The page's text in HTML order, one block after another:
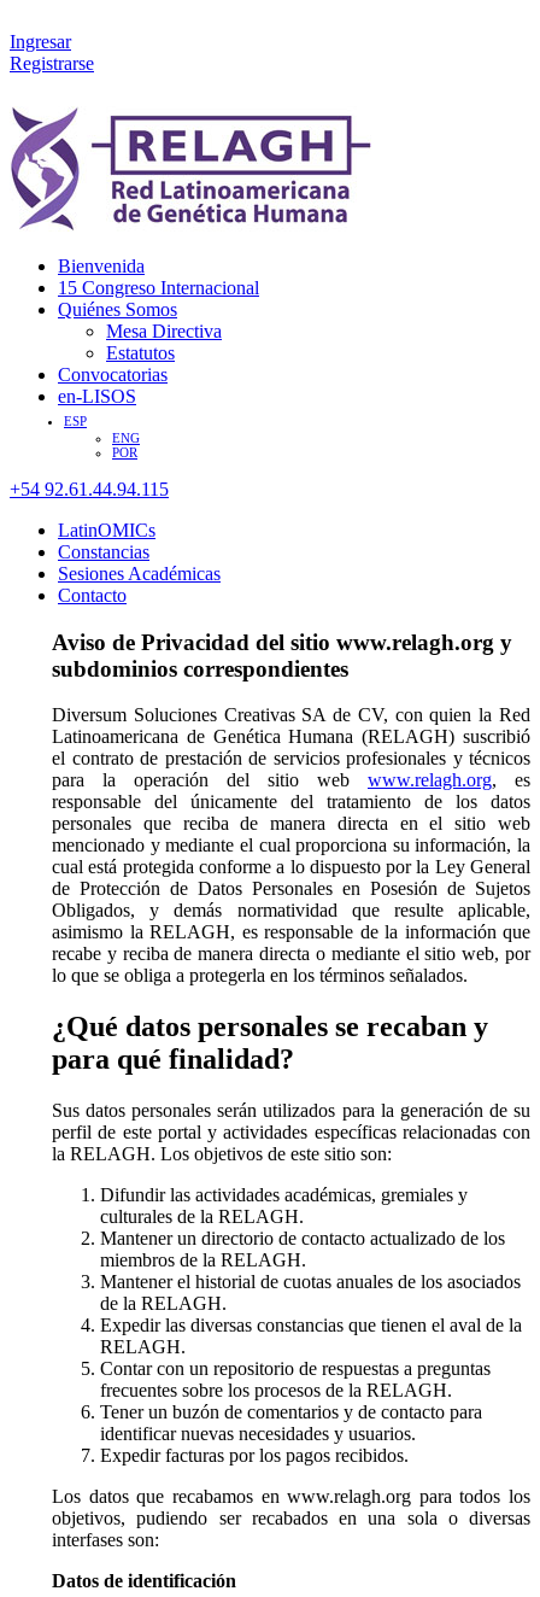
Ingresar
Registrarse
Bienvenida
15 Congreso Internacional
Quiénes Somos
Mesa Directiva
Estatutos
Convocatorias
en-LISOS
ESP
ENG
POR
+54 92.61.44.94.115
LatinOMICs
Constancias
Sesiones Académicas
Contacto
Aviso de Privacidad del sitio www.relagh.org y
subdominios correspondientes
Diversum Soluciones Creativas SA de CV, con quien la Red
Latinoamericana de Genética Humana (RELAGH) suscribió
el contrato de prestación de servicios profesionales y técnicos
para la operación del sitio web www.relagh.org, es
responsable del únicamente del tratamiento de los datos
personales que reciba de manera directa en el sitio web
mencionado y mediante el cual proporciona su información, la
cual está protegida conforme a lo dispuesto por la Ley General
de Protección de Datos Personales en Posesión de Sujetos
Obligados, y demás normatividad que resulte aplicable,
asimismo la RELAGH, es responsable de la información que
recabe y reciba de manera directa o mediante el sitio web, por
lo que se obliga a protegerla en los términos señalados.
¿Qué datos personales se recaban y
para qué finalidad?
Sus datos personales serán utilizados para la generación de su
perfil de este portal y actividades específicas relacionadas con
la RELAGH. Los objetivos de este sitio son:
Difundir las actividades académicas, gremiales y
culturales de la RELAGH.
Mantener un directorio de contacto actualizado de los
miembros de la RELAGH.
Mantener el historial de cuotas anuales de los asociados
de la RELAGH.
Expedir las diversas constancias que tienen el aval de la
RELAGH.
Contar con un repositorio de respuestas a preguntas
frecuentes sobre los procesos de la RELAGH.
Tener un buzón de comentarios y de contacto para
identificar nuevas necesidades y usuarios.
Expedir facturas por los pagos recibidos.
Los datos que recabamos en www.relagh.org para todos los
objetivos, pudiendo ser recabados en una sola o diversas
interfases son:
Datos de identificación